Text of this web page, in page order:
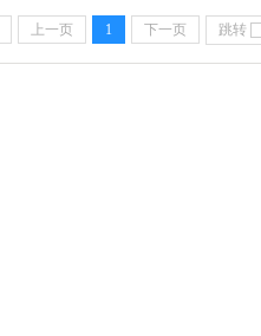
上一页 1 下一页 跳转